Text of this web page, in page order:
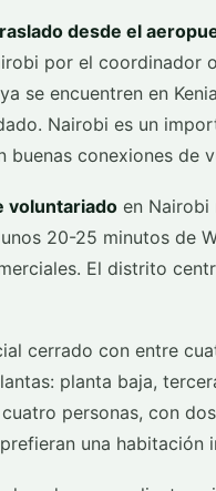
desde el
por el coordinador
se encuentren en
Nairobi es un
conexiones de
voluntariado en Nairobi
20-25 minutos de
El distrito
cerrado con entre
planta baja,
personas, con
una habitación